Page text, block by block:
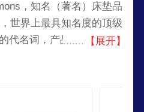
，知名（著名）床垫品
世界上最具知名度的顶级
代名词，产品行销世界各
【展开】